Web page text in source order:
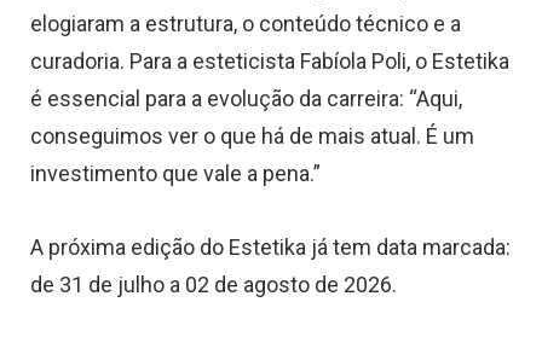
elogiaram a estrutura, o conteúdo técnico e a
curadoria. Para a esteticista Fabíola Poli, o Estetika
é essencial para a evolução da carreira: “Aqui,
conseguimos ver o que há de mais atual. É um
investimento que vale a pena.”
A próxima edição do Estetika já tem data marcada:
de 31 de julho a 02 de agosto de 2026.